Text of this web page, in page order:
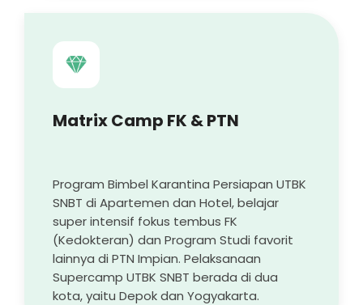
Matrix Camp FK & PTN
Program Bimbel Karantina Persiapan UTBK
SNBT di Apartemen dan Hotel, belajar
super intensif fokus tembus FK
(Kedokteran) dan Program Studi favorit
lainnya di PTN Impian. Pelaksanaan
Supercamp UTBK SNBT berada di dua
kota, yaitu Depok dan Yogyakarta.